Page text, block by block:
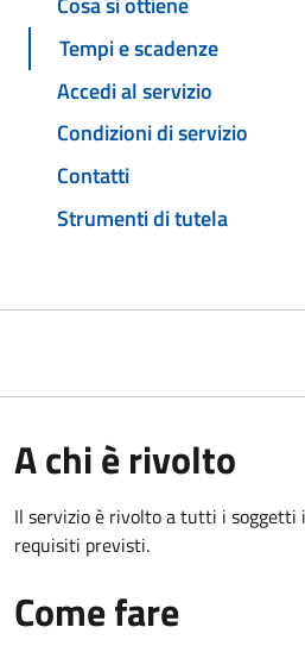
Tempi e scadenze
Accedi al servizio
Condizioni di servizio
Contatti
Strumenti di tutela
A chi è rivolto
Il servizio è rivolto a tutti i soggetti
requisiti previsti.
Come fare